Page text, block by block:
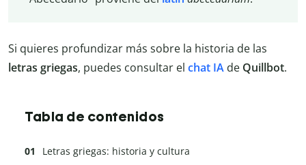
Si quieres profundizar más sobre la historia de las
letras griegas, puedes consultar el chat IA de Quillbot.
Tabla de contenidos
Letras griegas: historia y cultura